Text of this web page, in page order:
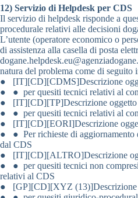
12) Servizio di Helpdesk per CDS
Il servizio di helpdesk risponde a
procedurale relativi alle decisioni
L’utente (operatore economico o
di assistenza alla casella di posta
natura del problema come di seguito
● [IT][CD][CDMS]Descrizione
● ● per quesiti tecnici relativi al
● [IT][CD][TP]Descrizione oggetto
● ● per quesiti tecnici relativi al
● [IT][CD][EORI]Descrizione
● ● Per richieste di aggiornamento
dal CDS
● [IT][CD][ALTRO]Descrizione
● ● per quesiti tecnici non
relativi al CDS
● [GP][CD][XYZ (13)]Descrizione